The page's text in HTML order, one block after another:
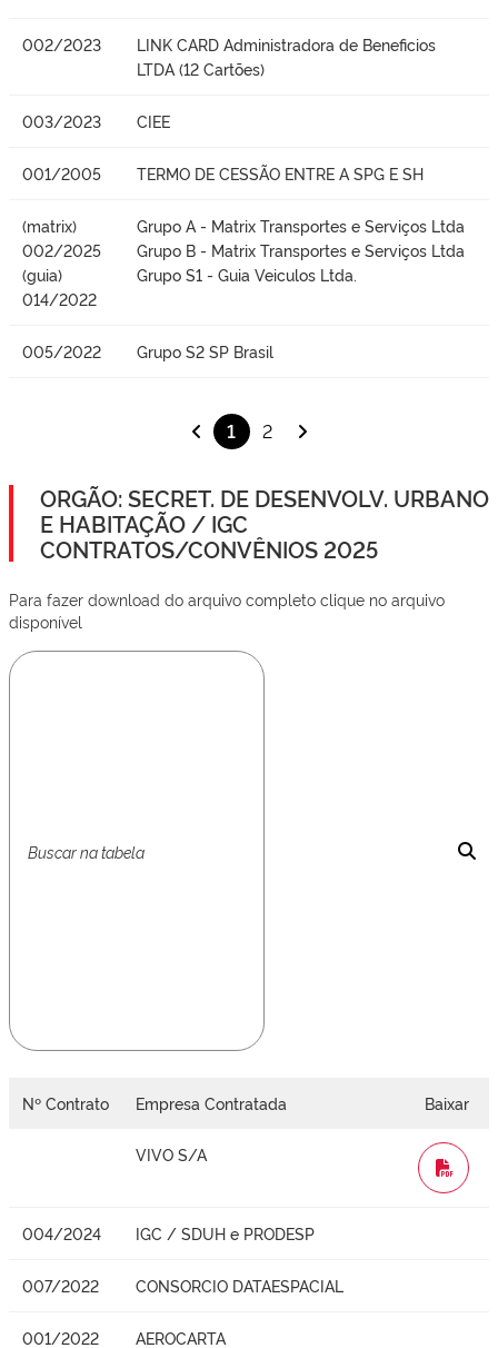
002/2023
LINK CARD Administradora de Beneficios
LTDA (12 Cartões)
003/2023 CIEE
001/2005 TERMO DE CESSÃO ENTRE A SPG E SH
(matrix)
002/2025
(guia)
014/2022
Grupo A - Matrix Transportes e Serviços Ltda
Grupo B - Matrix Transportes e Serviços Ltda
Grupo S1 - Guia Veiculos Ltda.
005/2022 Grupo S2 SP Brasil
1 2
ORGÃO: SECRET. DE DESENVOLV. URBANO
E HABITAÇÃO / IGC
CONTRATOS/CONVÊNIOS 2025
Para fazer download do arquivo completo clique no arquivo
disponível
Nº Contrato Empresa Contratada Baixar
VIVO S/A
WORD
004/2024 IGC / SDUH e PRODESP
007/2022 CONSORCIO DATAESPACIAL
001/2022 AEROCARTA